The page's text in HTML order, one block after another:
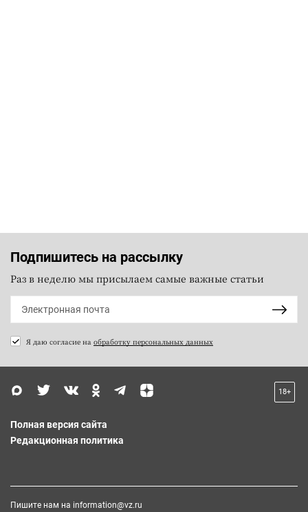
Подпишитесь на рассылку
Раз в неделю мы присылаем самые важные статьи
Я даю согласие на обработку персональных данных
18+
Полная версия сайта
Редакционная политика
Пишите нам на information@vz.ru